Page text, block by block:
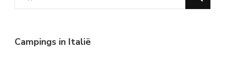
for
Campings in Italië